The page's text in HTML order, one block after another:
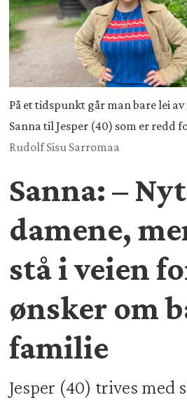
På et tidspunkt går man bare lei
Sanna til Jesper (40) som er redd
Rudolf Sisu Sarromaa
Sanna: – Nyt
damene,
stå i veien
ønsker om
familie
Jesper (40) trives med